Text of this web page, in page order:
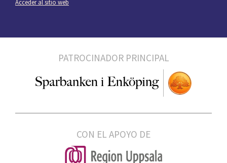
Acceder al sitio web
PATROCINADOR PRINCIPAL
CON EL APOYO DE